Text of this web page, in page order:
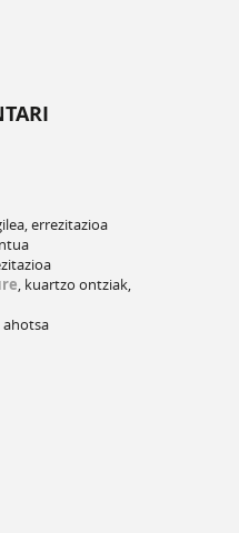
errezitazioa
, kuartzo ontziak,
ahotsa